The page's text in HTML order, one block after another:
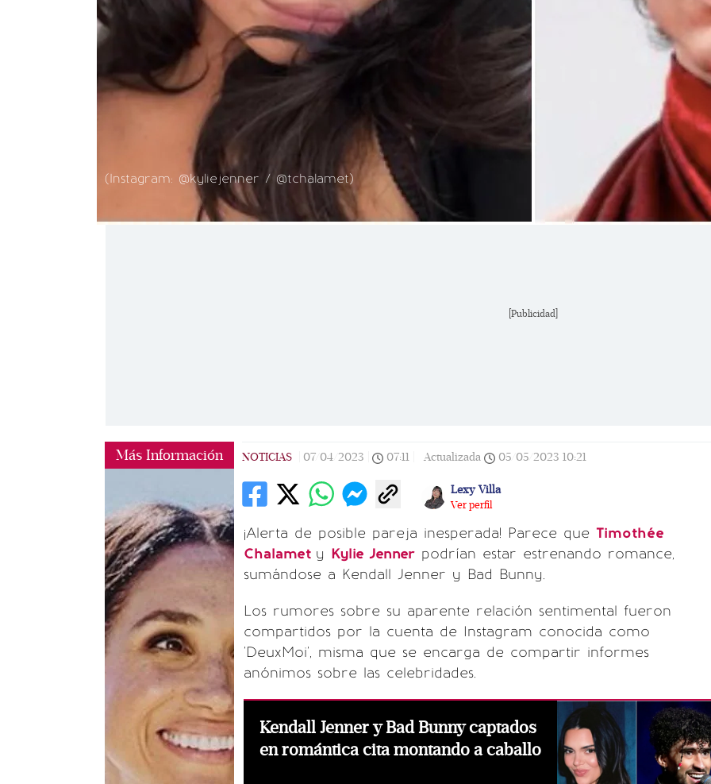
(Instagram: @kyliejenner / @tchalamet)
[Publicidad]
Más Información NOTICIAS 07/04/2023 07:11 Actualizada 05/05/2023 10:21
Lexy Villa
Ver perfil
¡Alerta de posible pareja inesperada! Parece que Timothée
Chalamet y Kylie Jenner podrían estar estrenando romance,
sumándose a Kendall Jenner y Bad Bunny.
Los rumores sobre su aparente relación sentimental fueron
compartidos por la cuenta de Instagram conocida como
'DeuxMoi', misma que se encarga de compartir informes
anónimos sobre las celebridades.
Kendall Jenner y Bad Bunny captados
en romántica cita montando a caballo